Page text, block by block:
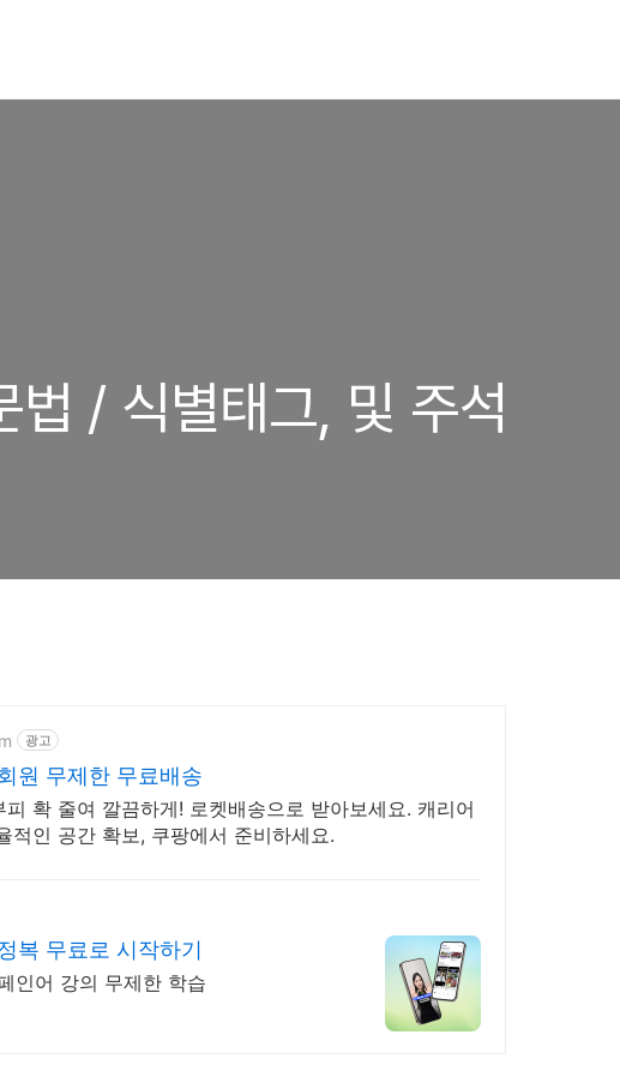
법 / 식별태그, 및 주석
광고
원 무제한 무료배송
확 줄여 깔끔하게! 로켓배송으로 받아보세요. 캐리어
적인 공간 확보, 쿠팡에서 준비하세요.
복 무료로 시작하기
인어 강의 무제한 학습